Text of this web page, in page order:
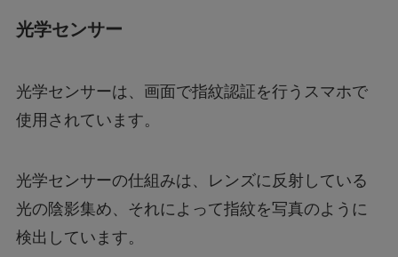
光学センサー
光学センサーは、画面で指紋認証を行うスマホで
使用されています。
光学センサーの仕組みは、レンズに反射している
光の陰影集め、それによって指紋を写真のように
検出しています。